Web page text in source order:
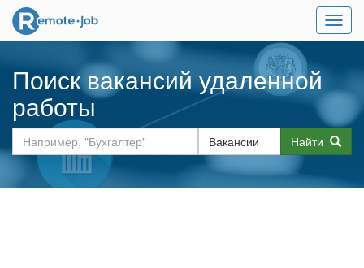
Меню
Поиск вакансий удаленной
работы
Найти